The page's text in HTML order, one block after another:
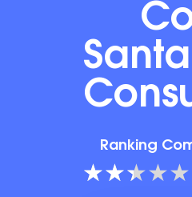
Ranking